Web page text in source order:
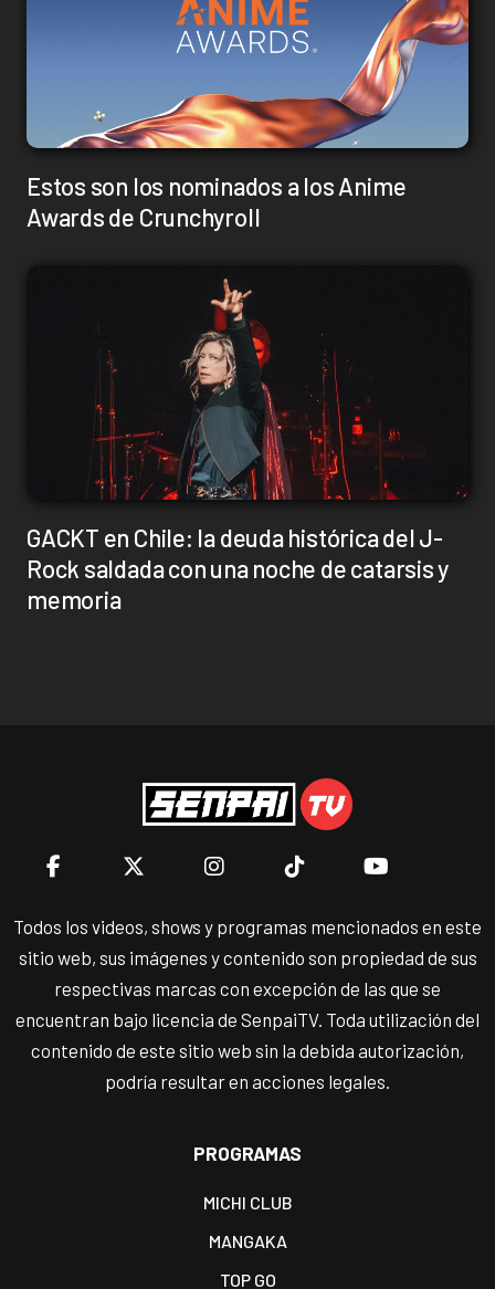
Estos son los nominados a los Anime
Awards de Crunchyroll
GACKT en Chile: la deuda histórica del J-
Rock saldada con una noche de catarsis y
memoria
Todos los videos, shows y programas mencionados en este
sitio web, sus imágenes y contenido son propiedad de sus
respectivas marcas con excepción de las que se
encuentran bajo licencia de SenpaiTV. Toda utilización del
contenido de este sitio web sin la debida autorización,
podría resultar en acciones legales.
PROGRAMAS
MICHI CLUB
MANGAKA
TOP GO